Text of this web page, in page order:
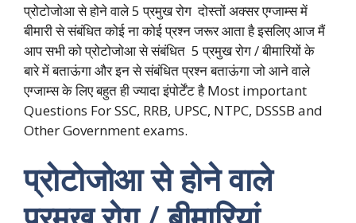
c
e
b
o
o
a
t
s
A
p
i
t
t
e
r
n
k
e
d
I
l
e
g
r
p
y
L
i
a
r
e
प्रोटोजोआ से होने वाले 5 प्रमुख रोग दोस्तों अक्सर एग्जाम्स में
बीमारी से संबंधित कोई ना कोई प्रश्न जरूर आता है इसलिए आज मैं
आप सभी को प्रोटोजोआ से संबंधित 5 प्रमुख रोग / बीमारियों के
बारे में बताऊंगा और इन से संबंधित प्रश्न बताऊंगा जो आने वाले
एग्जाम्स के लिए बहुत ही ज्यादा इंपोर्टेंट है Most important
Questions For SSC, RRB, UPSC, NTPC, DSSSB and
Other Government exams.
प्रोटोजोआ से होने वाले